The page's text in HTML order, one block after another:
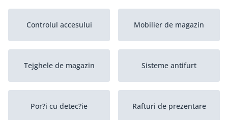
Controlul accesului Mobilier de magazin
Tejghele de magazin Sisteme antifurt
Por?i cu detec?ie Rafturi de prezentare